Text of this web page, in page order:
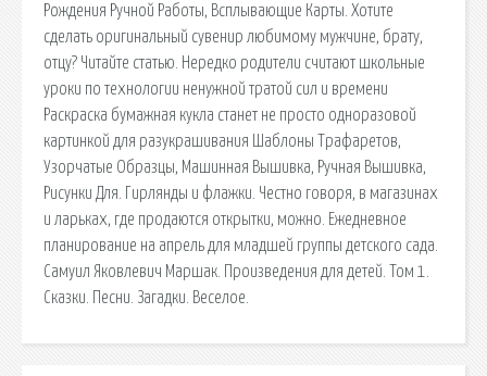
Рождения Ручной Работы, Всплывающие Карты. Хотите
сделать оригинальный сувенир любимому мужчине, брату,
отцу? Читайте статью. Нередко родители считают школьные
уроки по технологии ненужной тратой сил и времени
Раскраска бумажная кукла станет не просто одноразовой
картинкой для разукрашивания Шаблоны Трафаретов,
Узорчатые Образцы, Машинная Вышивка, Ручная Вышивка,
Рисунки Для. Гирлянды и флажки. Честно говоря, в магазинах
и ларьках, где продаются открытки, можно. Ежедневное
планирование на апрель для младшей группы детского сада.
Самуил Яковлевич Маршак. Произведения для детей. Том 1.
Сказки. Песни. Загадки. Веселое.